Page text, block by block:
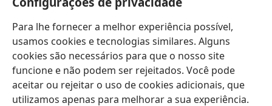
Para lhe fornecer a melhor experiência possível,
usamos cookies e tecnologias similares. Alguns
cookies são necessários para que o nosso site
funcione e não podem ser rejeitados. Você pode
aceitar ou rejeitar o uso de cookies adicionais, que
utilizamos apenas para melhorar a sua experiência.
nova
janela)
Biblioteca On-line da Torre de Vigia™
(abre
nova
janela)JW Hub
(abre
nova
janela)JW Library